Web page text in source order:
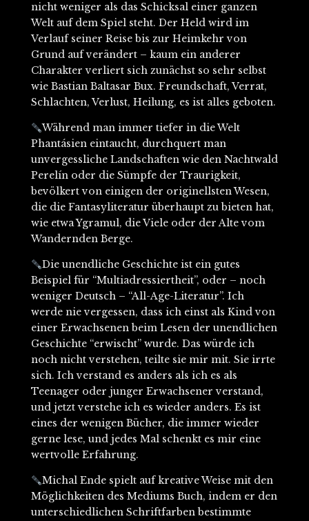
nicht weniger als das Schicksal einer ganzen
Welt auf dem Spiel steht. Der Held wird im
Verlauf seiner Reise bis zur Heimkehr von
Grund auf verändert – kaum ein anderer
Charakter verliert sich zunächst so sehr selbst
wie Bastian Baltasar Bux. Freundschaft, Verrat,
Schlachten, Verlust, Heilung, es ist alles geboten.
Während man immer tiefer in die Welt
Phantásien eintaucht, durchquert man
unvergessliche Landschaften wie den Nachtwald
Perelín oder die Sümpfe der Traurigkeit,
bevölkert von einigen der originellsten Wesen,
die die Fantasyliteratur überhaupt zu bieten hat,
wie etwa Ygramul, die Viele oder der Alte vom
Wandernden Berge.
Die unendliche Geschichte ist ein gutes
Beispiel für “Multiadressiertheit”, oder – noch
weniger Deutsch – “All-Age-Literatur”. Ich
werde nie vergessen, dass ich einst als Kind von
einer Erwachsenen beim Lesen der unendlichen
Geschichte “erwischt” wurde. Das würde ich
noch nicht verstehen, teilte sie mir mit. Sie irrte
sich. Ich verstand es anders als ich es als
Teenager oder junger Erwachsener verstand,
und jetzt verstehe ich es wieder anders. Es ist
eines der wenigen Bücher, die immer wieder
gerne lese, und jedes Mal schenkt es mir eine
wertvolle Erfahrung.
Michal Ende spielt auf kreative Weise mit den
Möglichkeiten des Mediums Buch, indem er den
unterschiedlichen Schriftfarben bestimmte